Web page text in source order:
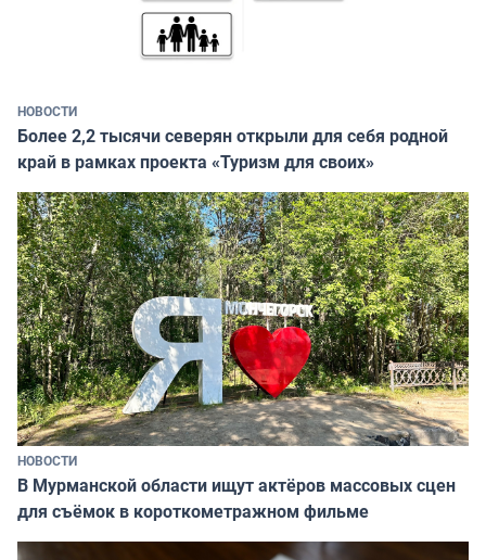
НОВОСТИ
Более 2,2 тысячи северян открыли для себя родной
край в рамках проекта «Туризм для своих»
НОВОСТИ
В Мурманской области ищут актёров массовых сцен
для съёмок в короткометражном фильме